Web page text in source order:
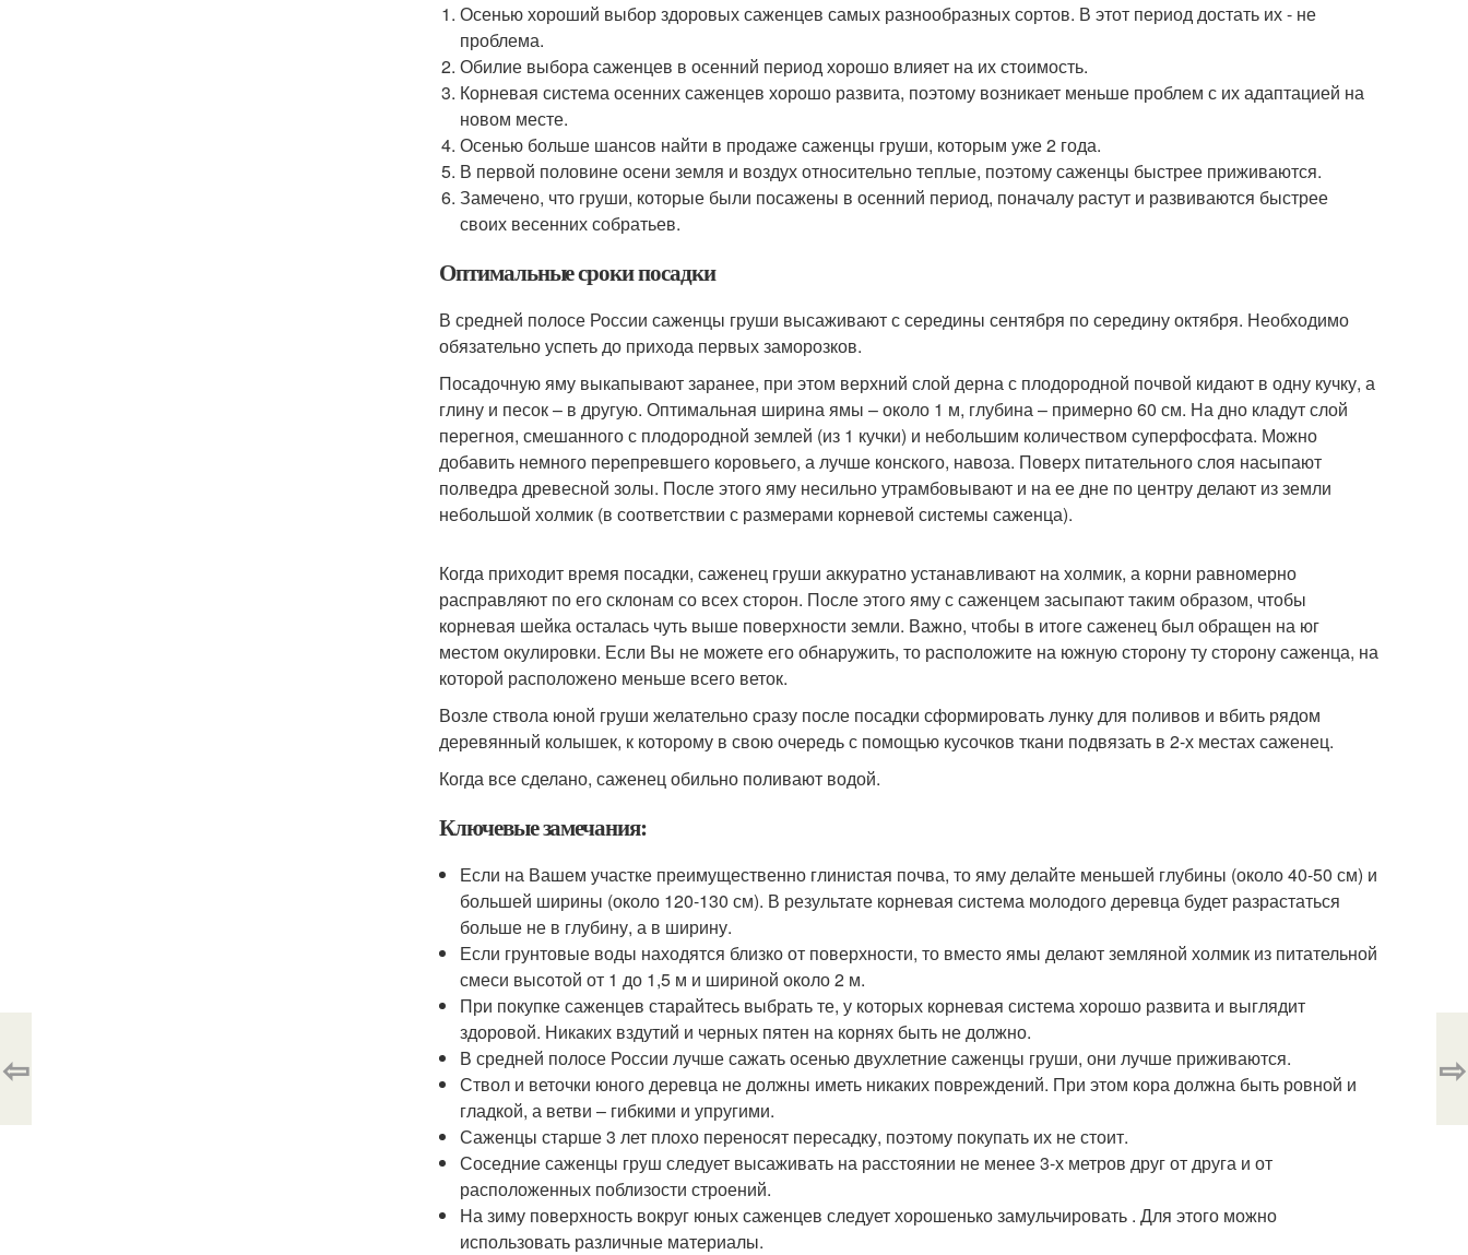
Осенью хороший выбор здоровых саженцев самых разнообразных сортов. В этот период достать их - не
проблема.
Обилие выбора саженцев в осенний период хорошо влияет на их стоимость.
Корневая система осенних саженцев хорошо развита, поэтому возникает меньше проблем с их адаптацией на
новом месте.
Осенью больше шансов найти в продаже саженцы груши, которым уже 2 года.
В первой половине осени земля и воздух относительно теплые, поэтому саженцы быстрее приживаются.
Замечено, что груши, которые были посажены в осенний период, поначалу растут и развиваются быстрее
своих весенних собратьев.
Оптимальные сроки посадки
В средней полосе России саженцы груши высаживают с середины сентября по середину октября. Необходимо
обязательно успеть до прихода первых заморозков.
Посадочную яму выкапывают заранее, при этом верхний слой дерна с плодородной почвой кидают в одну кучку, а
глину и песок – в другую. Оптимальная ширина ямы – около 1 м, глубина – примерно 60 см. На дно кладут слой
перегноя, смешанного с плодородной землей (из 1 кучки) и небольшим количеством суперфосфата. Можно
добавить немного перепревшего коровьего, а лучше конского, навоза. Поверх питательного слоя насыпают
полведра древесной золы. После этого яму несильно утрамбовывают и на ее дне по центру делают из земли
небольшой холмик (в соответствии с размерами корневой системы саженца).
Когда приходит время посадки, саженец груши аккуратно устанавливают на холмик, а корни равномерно
расправляют по его склонам со всех сторон. После этого яму с саженцем засыпают таким образом, чтобы
корневая шейка осталась чуть выше поверхности земли. Важно, чтобы в итоге саженец был обращен на юг
местом окулировки. Если Вы не можете его обнаружить, то расположите на южную сторону ту сторону саженца, на
которой расположено меньше всего веток.
Возле ствола юной груши желательно сразу после посадки сформировать лунку для поливов и вбить рядом
деревянный колышек, к которому в свою очередь с помощью кусочков ткани подвязать в 2-х местах саженец.
Когда все сделано, саженец обильно поливают водой.
Ключевые замечания:
Если на Вашем участке преимущественно глинистая почва, то яму делайте меньшей глубины (около 40-50 см) и
большей ширины (около 120-130 см). В результате корневая система молодого деревца будет разрастаться
больше не в глубину, а в ширину.
Если грунтовые воды находятся близко от поверхности, то вместо ямы делают земляной холмик из питательной
смеси высотой от 1 до 1,5 м и шириной около 2 м.
При покупке саженцев старайтесь выбрать те, у которых корневая система хорошо развита и выглядит
здоровой. Никаких вздутий и черных пятен на корнях быть не должно.
В средней полосе России лучше сажать осенью двухлетние саженцы груши, они лучше приживаются.
Ствол и веточки юного деревца не должны иметь никаких повреждений. При этом кора должна быть ровной и
гладкой, а ветви – гибкими и упругими.
Саженцы старше 3 лет плохо переносят пересадку, поэтому покупать их не стоит.
Соседние саженцы груш следует высаживать на расстоянии не менее 3-х метров друг от друга и от
расположенных поблизости строений.
На зиму поверхность вокруг юных саженцев следует хорошенько замульчировать . Для этого можно
использовать различные материалы.
⇦ ⇨